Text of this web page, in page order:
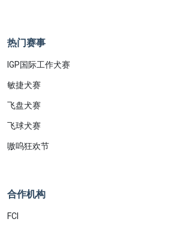
热门赛事
IGP国际工作犬赛
敏捷犬赛
飞盘犬赛
飞球犬赛
嗷呜狂欢节
合作机构
FCI